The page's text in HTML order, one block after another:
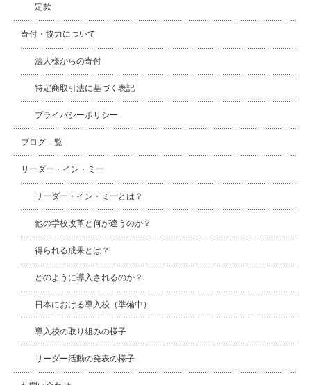
定款
寄付・協力について
法人様からの寄付
特定商取引法に基づく表記
プライバシーポリシー
ブログ一覧
リーダー・イン・ミー
リーダー・イン・ミーとは？
他の学校改革と何が違うのか？
得られる成果とは？
どのように導入されるのか？
日本における導入校（準備中）
導入校の取り組みの様子
リーダー活動の発表の様子